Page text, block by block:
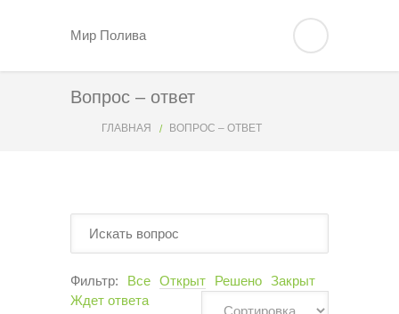
Мир Полива
Вопрос – ответ
ГЛАВНАЯ ВОПРОС – ОТВЕТ
Фильтр: Все Открыт Решено Закрыт
Ждет ответа